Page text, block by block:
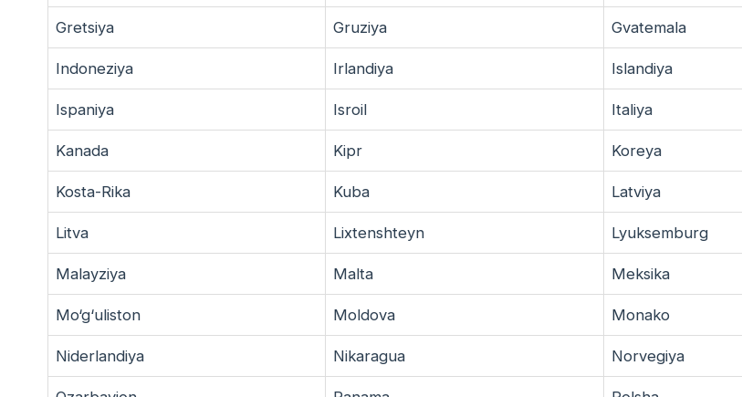
Gretsiya Gruziya Gvatemala
Indoneziya Irlandiya Islandiya
Ispaniya Isroil Italiya
Kanada Kipr Koreya
Kosta-Rika Kuba Latviya
Litva Lixtenshteyn Lyuksemburg
Malayziya Malta Meksika
Mo‘g‘uliston Moldova Monako
Niderlandiya Nikaragua Norvegiya